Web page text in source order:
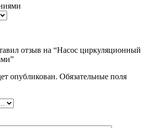
отзыв на “Насос циркуляционный
опубликован. Обязательные поля